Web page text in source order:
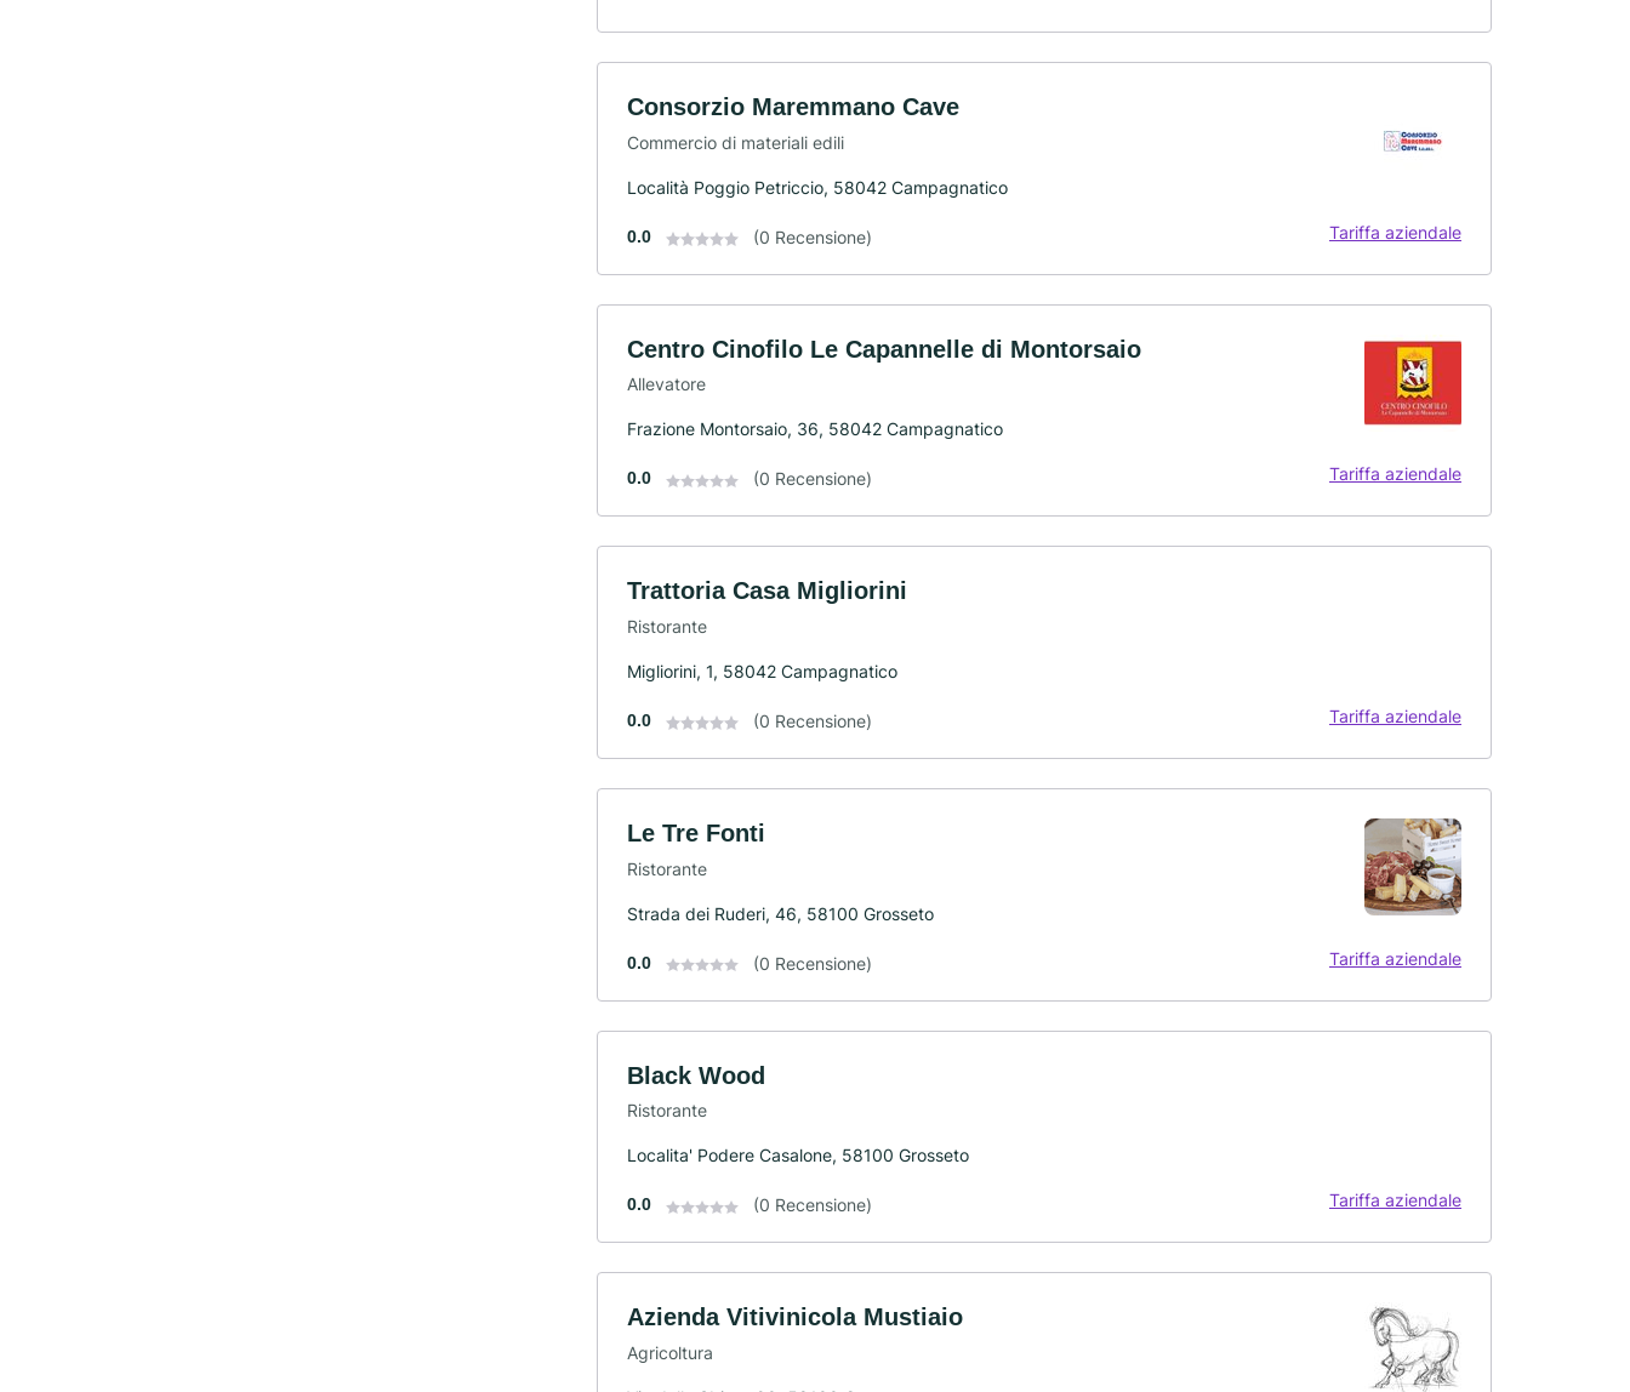
Consorzio Maremmano Cave
Commercio di materiali edili
Località Poggio Petriccio, 58042 Campagnatico
0.0 (0 Recensione) Tariffa aziendale
Centro Cinofilo Le Capannelle di Montorsaio
Allevatore
Frazione Montorsaio, 36, 58042 Campagnatico
0.0 (0 Recensione) Tariffa aziendale
Trattoria Casa Migliorini
Ristorante
Migliorini, 1, 58042 Campagnatico
0.0 (0 Recensione) Tariffa aziendale
Le Tre Fonti
Ristorante
Strada dei Ruderi, 46, 58100 Grosseto
0.0 (0 Recensione) Tariffa aziendale
Black Wood
Ristorante
Localita' Podere Casalone, 58100 Grosseto
0.0 (0 Recensione) Tariffa aziendale
Azienda Vitivinicola Mustiaio
Agricoltura